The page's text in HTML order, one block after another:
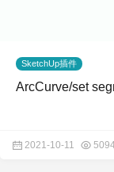
SketchUp插件
ArcCurve/set
2021-10-11 5094